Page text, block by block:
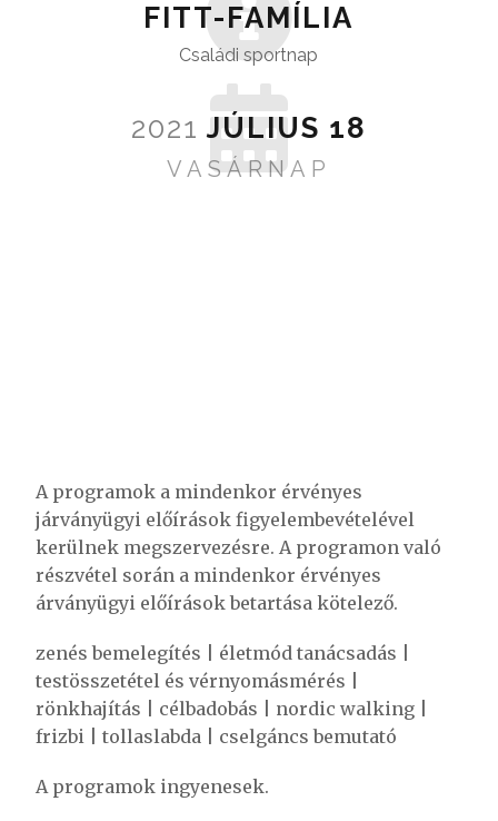
FITT-FAMÍLIA
Családi sportnap
2021 JÚLIUS 18
VASÁRNAP
A programok a mindenkor érvényes
járványügyi előírások figyelembevételével
kerülnek megszervezésre. A programon való
részvétel során a mindenkor érvényes
árványügyi előírások betartása kötelező.
zenés bemelegítés | életmód tanácsadás |
testösszetétel és vérnyomásmérés |
rönkhajítás | célbadobás | nordic walking |
frizbi | tollaslabda | cselgáncs bemutató
A programok ingyenesek.